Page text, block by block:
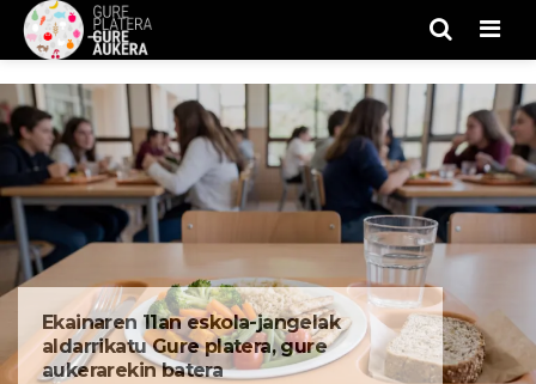
Ekainaren 11an eskola-jangelak
aldarrikatu Gure platera, gure
aukerarekin batera